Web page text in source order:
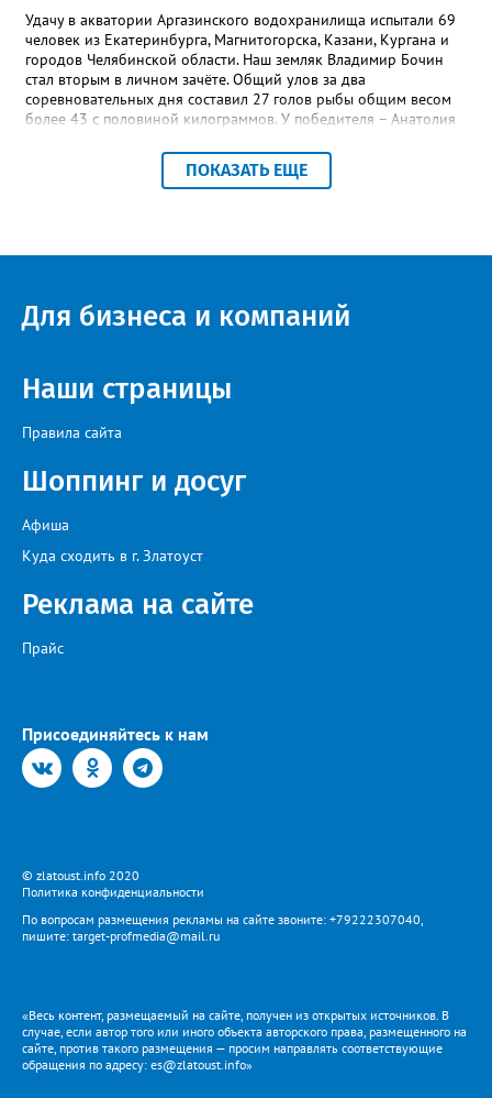
Удачу в акватории Аргазинского водохранилища испытали 69
человек из Екатеринбурга, Магнитогорска, Казани, Кургана и
городов Челябинской области. Наш земляк Владимир Бочин
стал вторым в личном зачёте. Общий улов за два
соревновательных дня составил 27 голов рыбы общим весом
более 43 с половиной килограммов. У победителя – Анатолия
вес добычи внушительнее – ровно 50 кило. В командном
зачёте Владимир Бочин и его напарник Сергей Зуев из
ПОКАЗАТЬ ЕЩЕ
Для бизнеса и компаний
Наши страницы
Правила сайта
Шоппинг и досуг
Афиша
Куда сходить в г. Златоуст
Реклама на сайте
Прайс
Присоединяйтесь к нам
© zlatoust.info 2020
Политика конфиденциальности
По вопросам размещения рекламы на сайте звоните: +79222307040,
пишите: target-profmedia@mail.ru
«Весь контент, размещаемый на сайте, получен из открытых источников. В
случае, если автор того или иного объекта авторского права, размещенного на
сайте, против такого размещения — просим направлять соответствующие
обращения по адресу: es@zlatoust.info»